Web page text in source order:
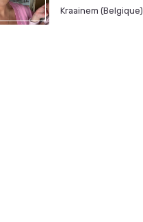
Kraainem (Belgique)